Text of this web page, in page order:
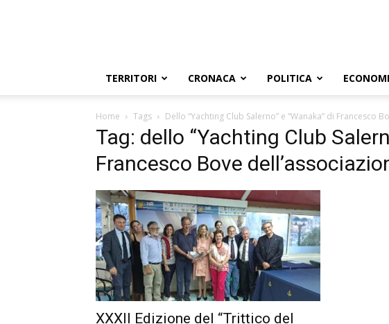
TERRITORI CRONACA POLITICA
Home Tags Dello “Yachting Club Salerno” e “Wanaka” di Francesco
Tag: dello “Yachting Club
Francesco Bove
XXXII Edizione del “Trittico del